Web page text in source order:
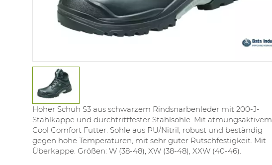
Hoher Schuh S3 aus schwarzem Rindsnarbenleder mit 200-J-
Stahlkappe und durchtrittfester Stahlsohle. Mit atmungsaktivem
Cool Comfort Futter. Sohle aus PU/Nitril, robust und beständig
gegen hohe Temperaturen, mit sehr guter Rutschfestigkeit. Mit
Überkappe. Größen: W (38-48), XW (38-48), XXW (40-46).